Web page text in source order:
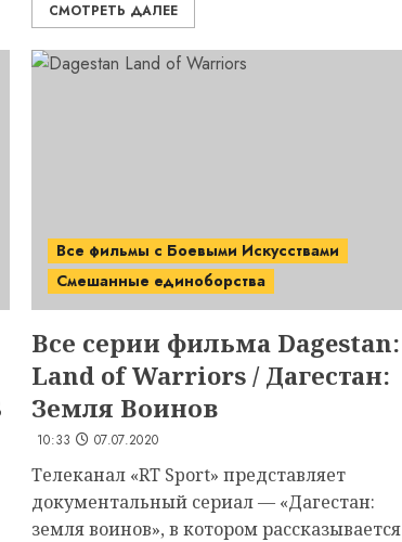
СМОТРЕТЬ ДАЛЕЕ
Все фильмы с Боевыми Искусствами
Смешанные единоборства
Все серии фильма Dagestan:
Land of Warriors / Дагестан:
Земля Воинов
10:33 07.07.2020
Телеканал «RT Sport» представляет
документальный сериал — «Дагестан:
земля воинов», в котором рассказывается